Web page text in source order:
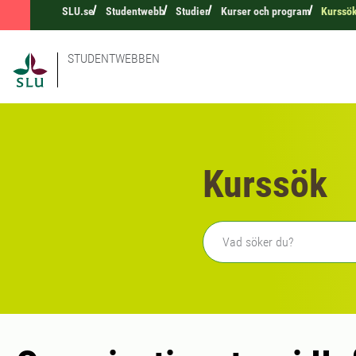
SLU.se Studentwebb Studier Kurser och program
STUDENTWEBBEN
Kurssök
Fritext sökning